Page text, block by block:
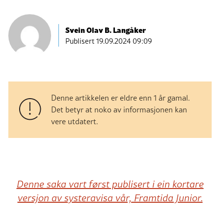
Svein Olav B. Langåker
Publisert19.09.2024 09:09
Denne artikkelen er eldre enn 1 år gamal.
Det betyr at noko av informasjonen kan
vere utdatert.
Denne saka vart først publisert i ein kortare
versjon av systeravisa vår, Framtida Junior.